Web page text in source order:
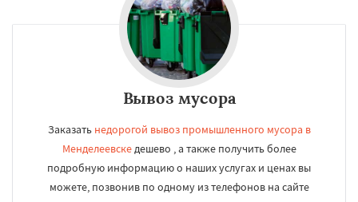
Вывоз мусора
Заказать недорогой вывоз промышленного мусора в
Менделеевскедешево , а также получить более
подробную информацию о наших услугах и ценах вы
можете, позвонив по одному из телефонов на сайте